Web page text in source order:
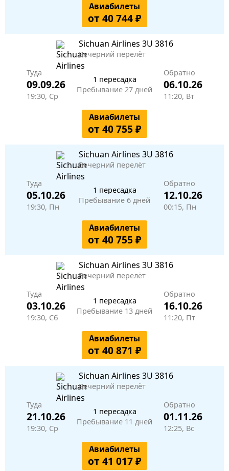
Авиабилеты
от 40 744 ₽
Sichuan Airlines 3U 3816
Вечерний перелёт
Туда
09.09.26
19:30, Ср
1 пересадка
Пребывание 27 дней
Обратно
06.10.26
11:20, Вт
Авиабилеты
от 40 755 ₽
Sichuan Airlines 3U 3816
Вечерний перелёт
Туда
05.10.26
19:30, Пн
1 пересадка
Пребывание 6 дней
Обратно
12.10.26
00:15, Пн
Авиабилеты
от 40 755 ₽
Sichuan Airlines 3U 3816
Вечерний перелёт
Туда
03.10.26
19:30, Сб
1 пересадка
Пребывание 13 дней
Обратно
16.10.26
11:20, Пт
Авиабилеты
от 40 871 ₽
Sichuan Airlines 3U 3816
Вечерний перелёт
Туда
21.10.26
19:30, Ср
1 пересадка
Пребывание 11 дней
Обратно
01.11.26
12:25, Вс
Авиабилеты
от 41 017 ₽